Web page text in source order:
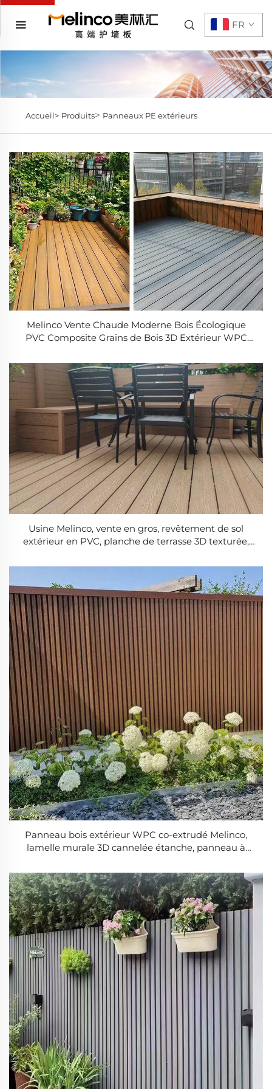
FR
Accueil> Produits> Panneaux PE extérieurs
Melinco Vente Chaude Moderne Bois Écologique
PVC Composite Grains de Bois 3D Extérieur WPC
Usine Melinco, vente en gros, revêtement de sol
extérieur en PVC, planche de terrasse 3D texturée,
Panneau bois extérieur WPC co-extrudé Melinco,
lamelle murale 3D cannelée étanche, panneau à